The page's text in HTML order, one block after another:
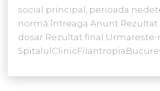
social principal, perioada
normă întreaga Anunt Rezultat
dosar Rezultat final Urmareste-